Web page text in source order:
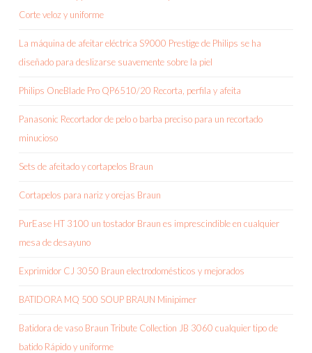
Corte veloz y uniforme
La máquina de afeitar eléctrica S9000 Prestige de Philips se ha
diseñado para deslizarse suavemente sobre la piel
Philips OneBlade Pro QP6510/20 Recorta, perfila y afeita
Panasonic Recortador de pelo o barba preciso para un recortado
minucioso
Sets de afeitado y cortapelos Braun
Cortapelos para nariz y orejas Braun
PurEase HT 3100 un tostador Braun es imprescindible en cualquier
mesa de desayuno
Exprimidor CJ 3050 Braun electrodomésticos y mejorados
BATIDORA MQ 500 SOUP BRAUN Minipimer
Batidora de vaso Braun Tribute Collection JB 3060 cualquier tipo de
batido Rápido y uniforme